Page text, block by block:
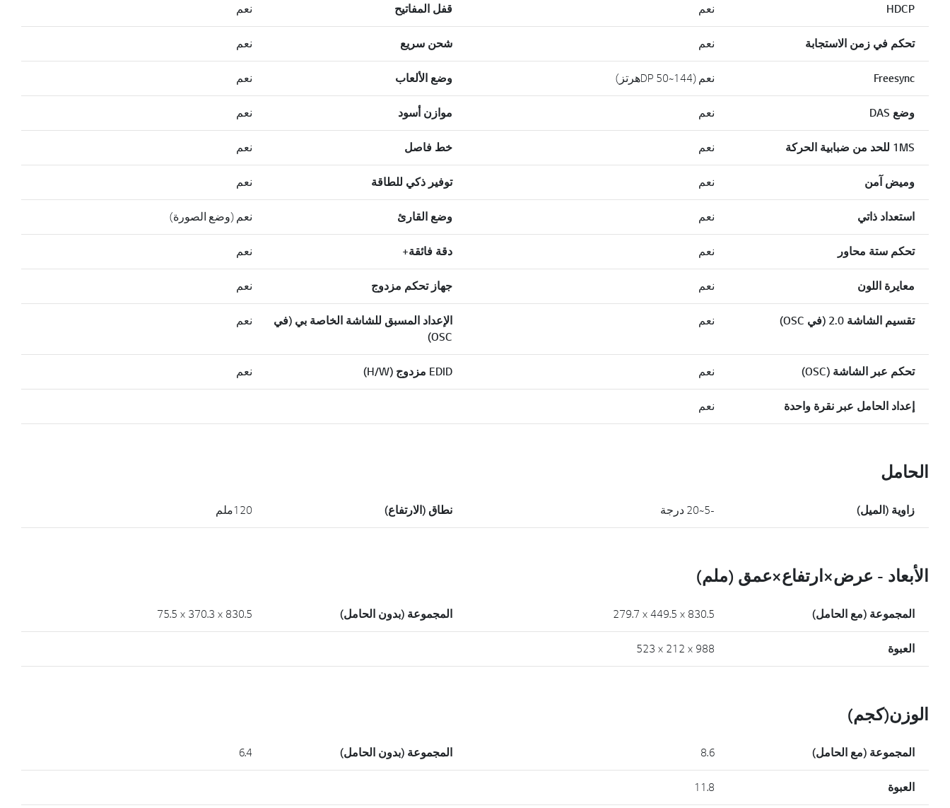
HDCP نعم قفل المفاتيح نعم
تحكم في زمن الاستجابة نعم شحن سريع نعم
Freesync نعم (DP 50~144هرتز) وضع الألعاب نعم
وضع DAS نعم موازن أسود نعم
1MS للحد من ضبابية الحركة نعم خط فاصل نعم
وميض آمن نعم توفير ذكي للطاقة نعم
استعداد ذاتي نعم وضع القارئ نعم (وضع الصورة)
تحكم ستة محاور نعم دقة فائقة+ نعم
معايرة اللون نعم جهاز تحكم مزدوج نعم
تقسيم الشاشة 2.0 (في OSC) نعم
الإعداد المسبق للشاشة الخاصة بي (في
OSC)
نعم
تحكم عبر الشاشة (OSC) نعم EDID مزدوج (H/W) نعم
إعداد الحامل عبر نقرة واحدة نعم
الحامل
زاوية (الميل) -5~20 درجة نطاق (الارتفاع) 120ملم
الأبعاد - عرض×ارتفاع×عمق (ملم)
المجموعة (مع الحامل) 830.5 × 449.5 × 279.7 المجموعة (بدون الحامل) 830.5 × 370.3 × 75.5
العبوة 988 × 212 × 523
الوزن(كجم)
المجموعة (مع الحامل) 8.6 المجموعة (بدون الحامل) 6.4
العبوة 11.8